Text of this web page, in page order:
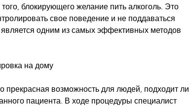
блокирующего желание пить алкоголь. Это
свое поведение и не поддаваться
одним из самых эффективных методов
на дому
прекрасная возможность для людей, подходит ли
пациента. В ходе процедуры специалист